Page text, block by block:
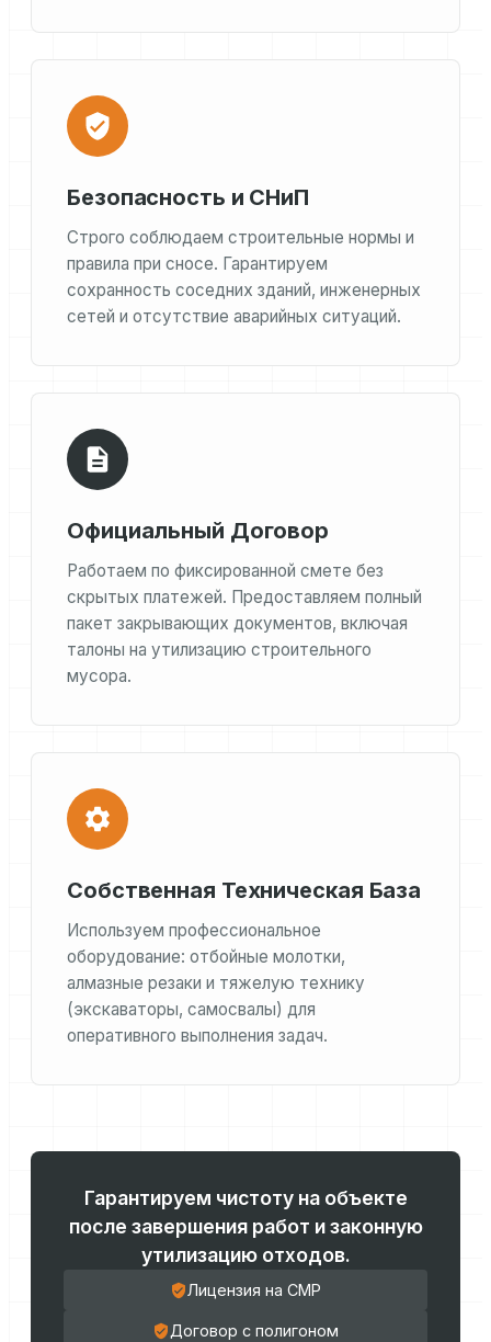
Безопасность и СНиП
Строго соблюдаем строительные нормы и
правила при сносе. Гарантируем
сохранность соседних зданий, инженерных
сетей и отсутствие аварийных ситуаций.
Официальный Договор
Работаем по фиксированной смете без
скрытых платежей. Предоставляем полный
пакет закрывающих документов, включая
талоны на утилизацию строительного
мусора.
Собственная Техническая База
Используем профессиональное
оборудование: отбойные молотки,
алмазные резаки и тяжелую технику
(экскаваторы, самосвалы) для
оперативного выполнения задач.
Гарантируем чистоту на объекте
после завершения работ и законную
утилизацию отходов.
Лицензия на СМР
Договор с полигоном